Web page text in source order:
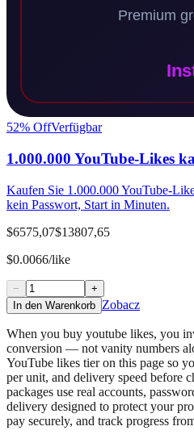
52% OffVerfügbar
1.000.000 YouTube-Likes
Kaufen Sie 1.000.000 YouTube-
kein Passwort, Start in Minuten.
$6575,07$13807,65
$0.0066/like
−
+
In den Warenkorb Zobacz
When you buy youtube likes, you
conversion — not vanity numbers
YouTube likes tier on this page so
per unit, and delivery speed before
packages use real accounts,
delivery designed to protect your
pay securely, and track progress